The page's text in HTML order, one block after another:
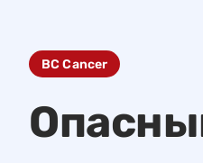
BC Cancer